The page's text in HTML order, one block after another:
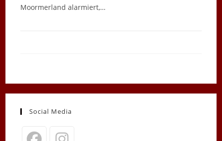
Moormerland alarmiert,…
Social Media